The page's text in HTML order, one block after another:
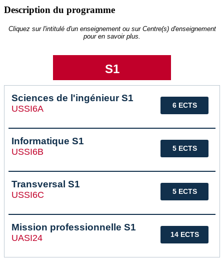
Description du programme
Cliquez sur l'intitulé d'un enseignement ou sur Centre(s) d'enseignement
pour en savoir plus.
S1
6 ECTS
Sciences de l'ingénieur S1
USSI6A
5 ECTS
Informatique S1
USSI6B
5 ECTS
Transversal S1
USSI6C
14 ECTS
Mission professionnelle S1
UASI24